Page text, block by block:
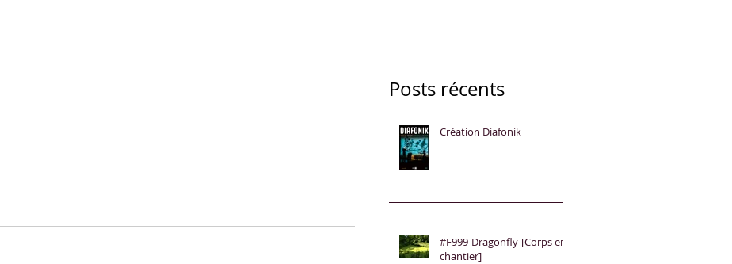
Posts récents
Création Diafonik
#F999-Dragonfly-[Corps en
chantier]